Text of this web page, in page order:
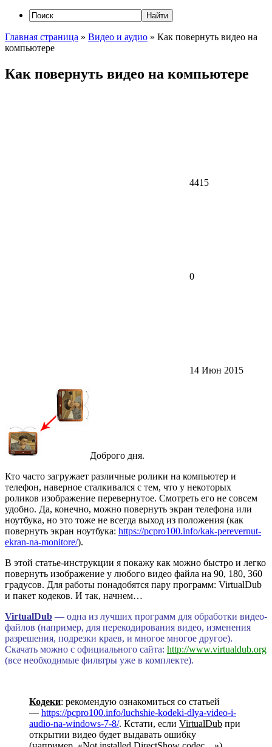
Главная страница » Видео и аудио » Как повернуть видео на
компьютере
Как повернуть видео на компьютере
4415
0
14 Июн 2015
Доброго дня.
Кто часто загружает различные ролики на компьютер и
телефон, наверное сталкивался с тем, что у некоторых
роликов изображение перевернутое. Смотреть его не совсем
удобно. Да, конечно, можно повернуть экран телефона или
ноутбука, но это тоже не всегда выход из положения (как
повернуть экран ноутбука: https://pcpro100.info/kak-perevernut-
ekran-na-monitore/).
В этой статье-инструкции я покажу как можно быстро и легко
повернуть изображение у любого видео файла на 90, 180, 360
градусов. Для работы понадобятся пару программ: VirtualDub
и пакет кодеков. И так, начнем…
VirtualDub — одна из лучших программ для обработки видео-
файлов (например, для перекодирования видео, изменения
разрешения, подрезки краев, и многое многое другое).
Скачать можно с официального сайта: http://www.virtualdub.org
(все необходимые фильтры уже в комплекте).
Кодеки: рекомендую ознакомиться со статьей
— https://pcpro100.info/luchshie-kodeki-dlya-video-i-
audio-na-windows-7-8/. Кстати, если VirtualDub при
открытии видео будет выдавать ошибку